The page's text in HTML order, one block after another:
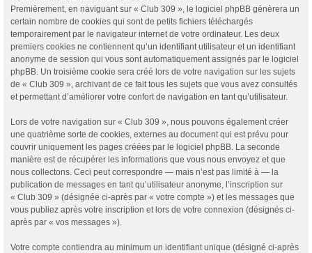
Premièrement, en naviguant sur « Club 309 », le logiciel phpBB génèrera un
certain nombre de cookies qui sont de petits fichiers téléchargés
temporairement par le navigateur internet de votre ordinateur. Les deux
premiers cookies ne contiennent qu’un identifiant utilisateur et un identifiant
anonyme de session qui vous sont automatiquement assignés par le logiciel
phpBB. Un troisième cookie sera créé lors de votre navigation sur les sujets
de « Club 309 », archivant de ce fait tous les sujets que vous avez consultés
et permettant d’améliorer votre confort de navigation en tant qu’utilisateur.
Lors de votre navigation sur « Club 309 », nous pouvons également créer
une quatrième sorte de cookies, externes au document qui est prévu pour
couvrir uniquement les pages créées par le logiciel phpBB. La seconde
manière est de récupérer les informations que vous nous envoyez et que
nous collectons. Ceci peut correspondre — mais n’est pas limité à — la
publication de messages en tant qu’utilisateur anonyme, l’inscription sur
« Club 309 » (désignée ci-après par « votre compte ») et les messages que
vous publiez après votre inscription et lors de votre connexion (désignés ci-
après par « vos messages »).
Votre compte contiendra au minimum un identifiant unique (désigné ci-après